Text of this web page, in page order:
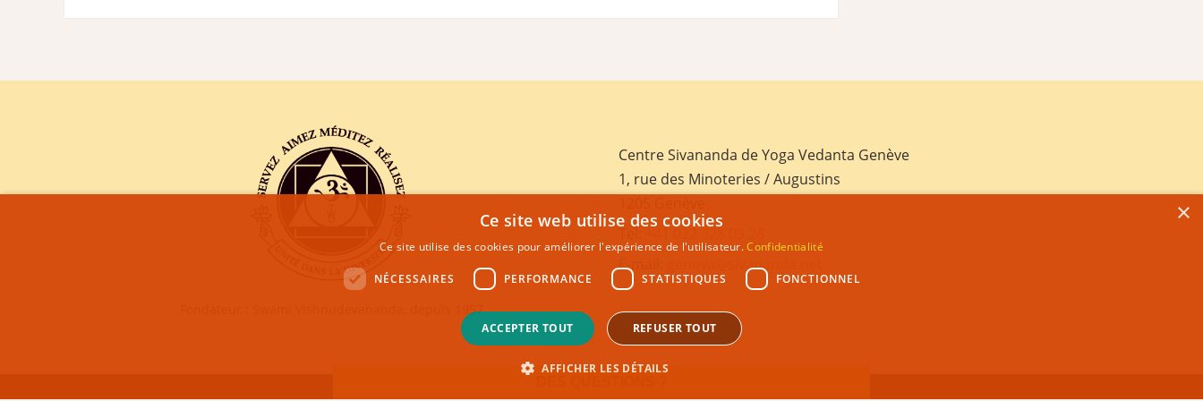
Fondateur : Swami Vishnudevananda, depuis 1957
Centre Sivananda de Yoga Vedanta Genève
1, rue des Minoteries / Augustins
E-mail:
geneva@sivananda.net
×
Ce site web utilise des cookies
Ce site utilise des cookies pour améliorer l'expérience de l'utilisateur.Confidentialité
NÉCESSAIRES PERFORMANCE STATISTIQUES FONCTIONNEL
ACCEPTER TOUT REFUSER TOUT
AFFICHER LES DÉTAILS